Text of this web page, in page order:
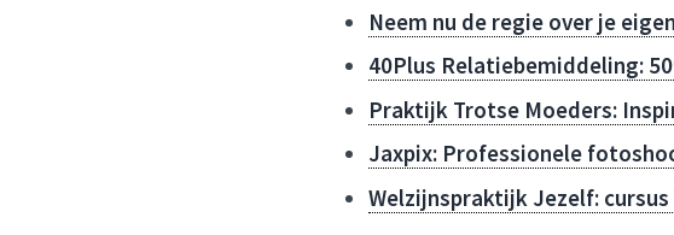
Neem nu de regie over je
40Plus Relatiebemiddeling:
Praktijk Trotse Moeders:
Jaxpix: Professionele
Welzijnspraktijk Jezelf: cursus